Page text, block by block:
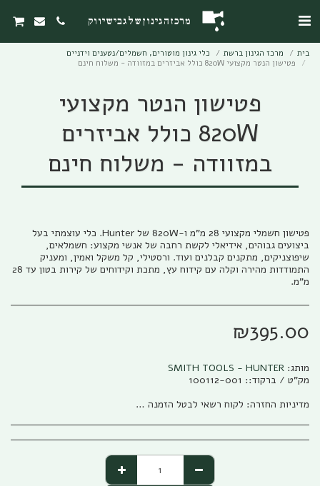
מרכז הגינון של גבי שיווק
בית מרכז הגינון ברשת
כלי גינון מוטורים, חשמלים/נטענים וידניים
פטישון הנטר מקצועי 820W כולל אביזרים במזוודה - משלוח חינם
פטישון הנטר מקצועי
820W כולל אביזרים
במזוודה - משלוח חינם
פטישון חשמלי מקצועי 28 מ"מ ו-820W של Hunter. כלי עוצמתי בעל
ביצועים גבוהים, אידיאלי לקשת רחבה של אנשי מקצוע: חשמלאים,
שיפוצניקים, מתקנים קבלנים ועוד. ורסטילי, קל משקל ואמין, ומעניק
התמודדות מהירה וקלה עם קידוח עץ, מתכת וקידוחים של קירות בטון עד 28
מ"מ.
₪395.00
מותג: SMITH TOOLS - HUNTER
מק"ט / ברקוד:: 100112-001
מדיניות החזרה: לקוח רשאי לבטל הזמנה בהתאם להוראות חוק הגנת הצרכן, התשמ&quot;א – 1981 אפריל (להלן: &quot;חוק הגנת הצרכן&quot;) והתקנות שהותקנו על פיו. ניתן לבטל את העסקה באמצעות פניה טלפונית לגבי שיווק (04-673013/5) או פניה לפקס (04-6735014) או בדואר אלקטרוני לשירות הלקוחות של החברה ((office@gabi-marketing.co.il. ביטול העסקה למוצרים שעוד לא נשלחו – ללא כל עלות וזיכוי מלא על כל הסכום ששולם. ביטול עסקה למוצרים שנשלחו - יש להשיב את המוצר לחברה כאשר כל העלויות הכרוכות בהובלת המוצר (מ ואל) החזרת המוצר תחולנה על הלקוח, במקרה של מוצר במבצע של משלוח חינם (על חשבון חברת גבי שיווק) בעת ביטול עסקה יוחזר ללקוח מלוא הסכום ששולם בקיזוז עלות המשלוח כפי ובהתאם לעלות שחלה על חברת גבי שיווק. למוצרים שעדיין לא הגיעו ללקוח מסיבות שונות, והלקוח מעוניין לבטל עסקה, החברה רשאית להמתין זמן סביר לבירור סטאטוס המשלוח ולאחר הגעתו/החזרתו לחברת גבי שיווק תפעל החברה לזיכוי מיידי של הלקוח. לפנים מהחוק ומשורת הדין: החברה תזכה בסכום המלא ששולם ולא תגבה דמי ביטול /השתתפות כלשהם למעט עלויות השילוח. החזרת המוצר תיעשה כשהוא באריזתו המקורית בצירוף החשבונית המקורית ושעדיין לא חלפו 14 יום מתאריך רכישת המוצר. למוצרים שנרכשו לפי הזמנה מיוחדת או שהותאמו במידות/צבע/דגם מיוחד לפי ההזמנה החברה תשתדל לעזור ותזכה בהתאם ליכולת והאפשרות שלה למכור את המוצר, ולזכות בהתאם למצב. אבל בהתאם לחוק לא ניתן להתחייב לנושא